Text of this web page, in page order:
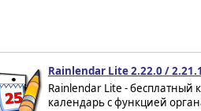
Rainlendar Lite 2.22.0 / 2.21.1
Rainlendar Lite - бесплатный
календарь с функцией